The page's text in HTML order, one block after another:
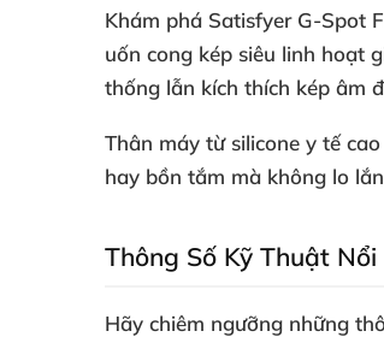
Khám phá Satisfyer G-Spot
uốn cong kép siêu linh hoạt
thống lẫn kích thích kép âm
Thân máy từ silicone y tế
hay bồn tắm mà không lo
Thông Số Kỹ Thuật
Hãy chiêm ngưỡng những